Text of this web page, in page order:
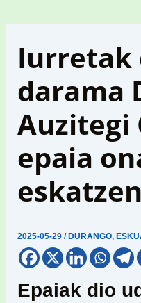
Iurretak
darama
Auzitegi
epaia
eskatzen
2025-05-29/ DURANGO,
Epaiak dio